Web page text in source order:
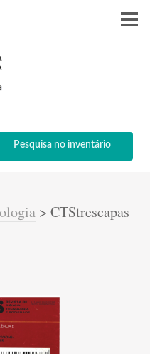
Pesquisa no inventário
>CTStrescapas